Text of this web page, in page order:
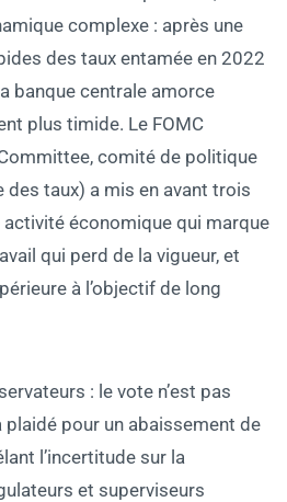
complexe : après une
des taux entamée en 2022
banque centrale amorce
plus timide. Le FOMC
comité de politique
taux) a mis en avant trois
économique qui marque
qui perd de la vigueur, et
à l’objectif de long
: le vote n’est pas
plaidé pour un abaissement de
l’incertitude sur la
et superviseurs